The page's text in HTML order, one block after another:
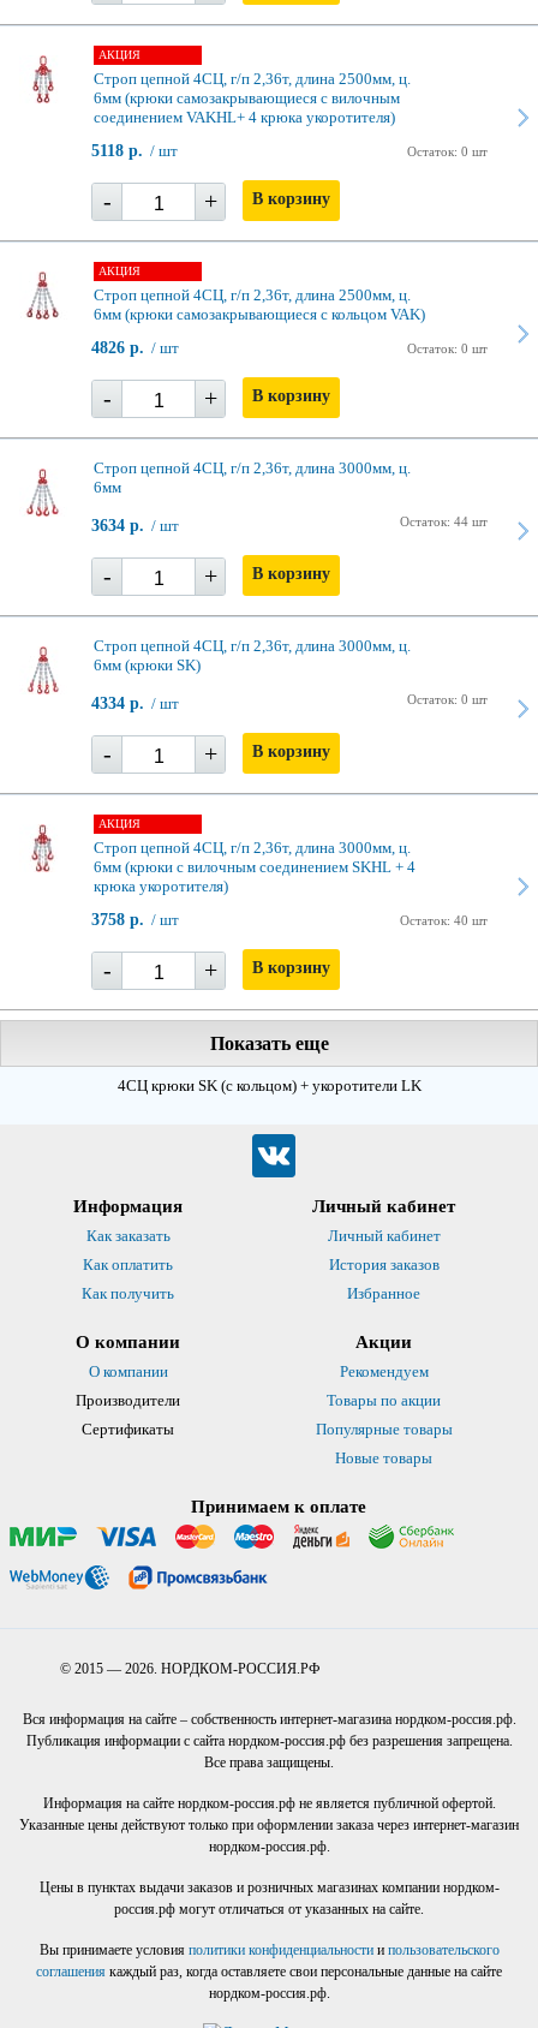
АКЦИЯ
Строп цепной 4СЦ, г/п 2,36т, длина 2500мм, ц.
6мм (крюки самозакрывающиеся с вилочным
соединением VAKHL+ 4 крюка укоротителя)
Остаток: 0 шт
5118 р. / шт
- + В корзину
АКЦИЯ
Строп цепной 4СЦ, г/п 2,36т, длина 2500мм, ц.
6мм (крюки самозакрывающиеся с кольцом VAK)
Остаток: 0 шт
4826 р. / шт
- + В корзину
Строп цепной 4СЦ, г/п 2,36т, длина 3000мм, ц.
6мм
Остаток: 44 шт
3634 р. / шт
- + В корзину
Строп цепной 4СЦ, г/п 2,36т, длина 3000мм, ц.
6мм (крюки SK)
Остаток: 0 шт
4334 р. / шт
- + В корзину
АКЦИЯ
Строп цепной 4СЦ, г/п 2,36т, длина 3000мм, ц.
6мм (крюки с вилочным соединением SKHL + 4
крюка укоротителя)
Остаток: 40 шт
3758 р. / шт
- + В корзину
Показать еще
4СЦ крюки SK (с кольцом) + укоротители LK
Информация
Как заказать
Как оплатить
Как получить
Личный кабинет
Личный кабинет
История заказов
Избранное
О компании
О компании
Производители
Сертификаты
Акции
Рекомендуем
Товары по акции
Популярные товары
Новые товары
Принимаем к оплате
© 2015 — 2026. НОРДКОМ-РОССИЯ.РФ
Вся информация на сайте – собственность интернет-магазина нордком-россия.рф.
Публикация информации с сайта нордком-россия.рф без разрешения запрещена.
Все права защищены.
Информация на сайте нордком-россия.рф не является публичной офертой.
Указанные цены действуют только при оформлении заказа через интернет-магазин
нордком-россия.рф.
Цены в пунктах выдачи заказов и розничных магазинах компании нордком-
россия.рф могут отличаться от указанных на сайте.
Вы принимаете условия политики конфиденциальностии пользовательского
соглашения каждый раз, когда оставляете свои персональные данные на сайте
нордком-россия.рф.